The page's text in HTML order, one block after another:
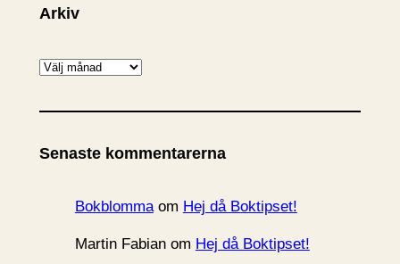
Arkiv
A
k
v
Senaste kommentarerna
Bokblommaom Hej då Boktipset!
Martin Fabianom Hej då Boktipset!